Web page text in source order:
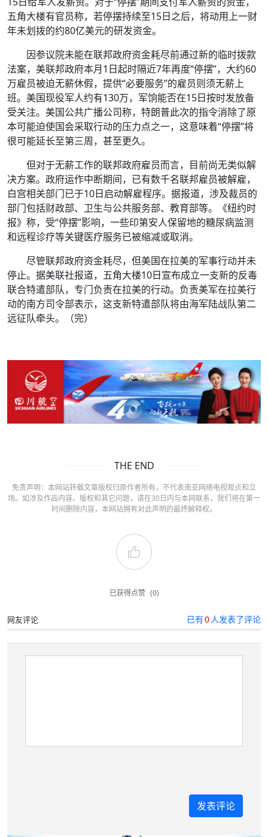
五角大楼有官员称，若停摆持续至15日之后，将动用上一财
年未划拨的约80亿美元的研发资金。
因参议院未能在联邦政府资金耗尽前通过新的临时拨款
法案，美联邦政府本月1日起时隔近7年再度“停摆”，大约60
万雇员被迫无薪休假，提供“必要服务”的雇员则须无薪上
班。美国现役军人约有130万，军饷能否在15日按时发放备
受关注。美国公共广播公司称，特朗普此次的指令消除了原
本可能迫使国会采取行动的压力点之一，这意味着“停摆”将
很可能延长至第三周，甚至更久。
但对于无薪工作的联邦政府雇员而言，目前尚无类似解
决方案。政府运作中断期间，已有数千名联邦雇员被解雇，
白宫相关部门已于10日启动解雇程序。据报道，涉及裁员的
部门包括财政部、卫生与公共服务部、教育部等。《纽约时
报》称，受“停摆”影响，一些印第安人保留地的糖尿病监测
和远程诊疗等关键医疗服务已被缩减或取消。
尽管联邦政府资金耗尽，但美国在拉美的军事行动并未
停止。据美联社报道，五角大楼10日宣布成立一支新的反毒
联合特遣部队，专门负责在拉美的行动。负责美军在拉美行
动的南方司令部表示，这支新特遣部队将由海军陆战队第二
远征队牵头。（完）
THE END
免责声明：本网站转载文章版权归原作者所有，不代表南亚网络电视观点和立
场。如涉及作品内容、版权和其它问题，请在30日内与本网联系，我们将在第一
时间删除内容，本网站拥有对此声明的最终解释权。
已获得点赞 (0)
网友评论 已有0人发表了评论